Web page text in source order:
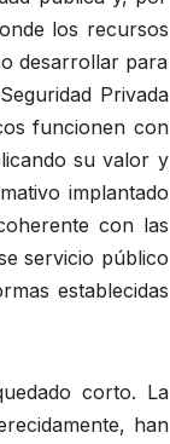
los recursos
desarrollar para
Privada
funcionen con
su valor y
implantado
con las
servicio público
establecidas
corto. La
han